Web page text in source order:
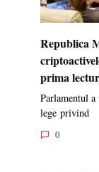
Republica
prima
Parlamentul
lege privind
0